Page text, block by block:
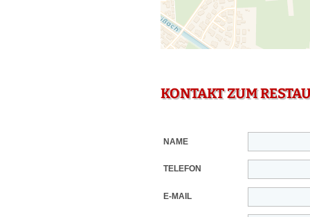
KONTAKT ZUM
NAME
TELEFON
E-MAIL